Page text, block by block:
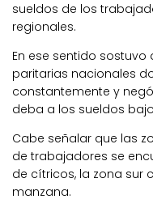
sueldos de los
regionales.
En ese sentido
paritarias nacionales
constantemente y
deba a los sueldos
Cabe señalar que las
de trabajadores se
de cítricos, la zona sur
manzana.